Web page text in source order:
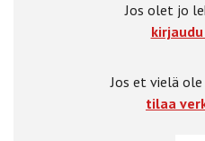
Jos olet jo
Jos et vielä
tilaa